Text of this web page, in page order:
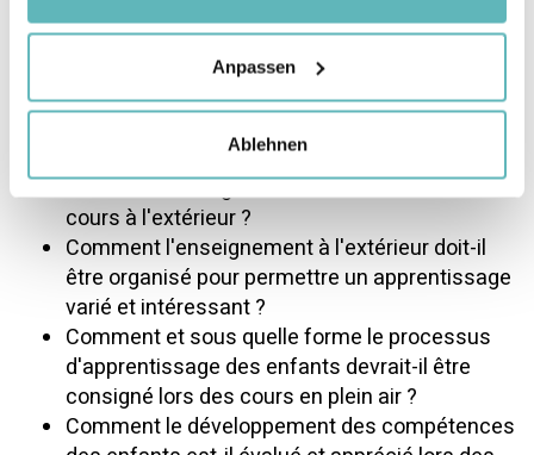
Anpassen
Ablehnen
être aménagé pour que nous puissions l'utiliser
de manière judicieuse pour l'enseignement ?
Quels éléments extérieurs voulons-nous
pouvoir utiliser pour notre enseignement ?
Quand et pour quelles activités les enfants ont-
ils besoin d'être guidés ou surveillés lors des
cours à l'extérieur ?
Comment l'enseignement à l'extérieur doit-il
être organisé pour permettre un apprentissage
varié et intéressant ?
Comment et sous quelle forme le processus
d'apprentissage des enfants devrait-il être
consigné lors des cours en plein air ?
Comment le développement des compétences